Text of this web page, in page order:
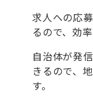
求人への応
るので、効
自治体が発
きるので、
す。